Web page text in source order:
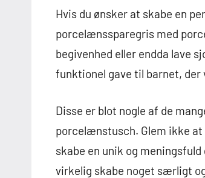
Hvis du ønsker at skabe en
porcelænssparegris med
begivenhed eller endda lave
funktionel gave til barnet, der
Disse er blot nogle af de
porcelænstusch. Glem ikke
skabe en unik og
virkelig skabe noget særligt